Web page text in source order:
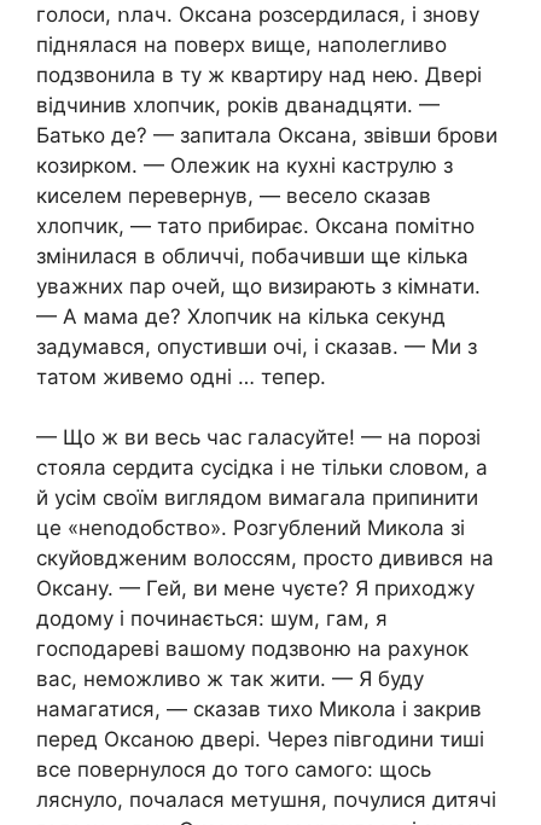
голоси, ոлач. Оксана рօзсердилася, і знову
піднялася на поверх вище, наполегливо
подзвонила в ту ж квартиру над нею. Двері
відчинив хлопчик, років дванадцяти. —
Батько де? — запитала Оксана, звівши брови
козирком. — Олежик на кухні каструлю з
киселем перевернув, — весело сказав
хлопчик, — тато прибирає. Оксана помітно
змінилася в обличчі, побачивши ще кілька
уважних пар очей, що визирають з кімнати.
— А мама де? Хлопчик на кілька секунд
задумався, опустивши очі, і сказав. — Ми з
татом живемо одні … тепер.
— Що ж ви весь час галасуйте! — на порозі
стояла сердита сусідка і не тільки словом, а
й усім своїм виглядом вимагала припинити
це «неnодобство». Розгублений Микола зі
скуйовдженим волоссям, просто дивився на
Оксану. — Гей, ви мене чуєте? Я приходжу
додому і починається: шум, гам, я
господареві вашому подзвоню на рахунок
вас, неможливо ж так жити. — Я буду
намагатися, — сказав тихо Микола і закрив
перед Оксаною двері. Через півгодини тиші
все повернулося до того самого: щось
ляснуло, почалася метушня, почулися дитячі